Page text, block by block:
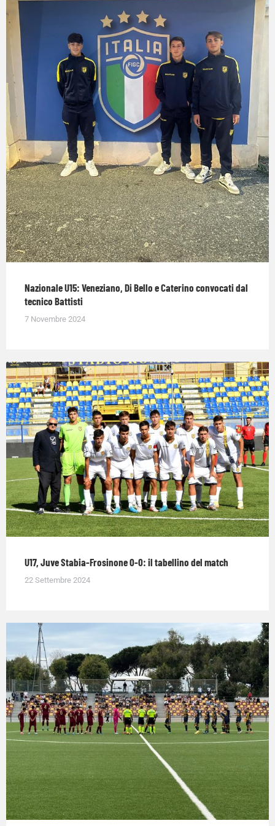
Nazionale U15: Veneziano, Di Bello e Caterino convocati dal
tecnico Battisti
7 Novembre 2024
U17, Juve Stabia-Frosinone 0-0: il tabellino del match
22 Settembre 2024